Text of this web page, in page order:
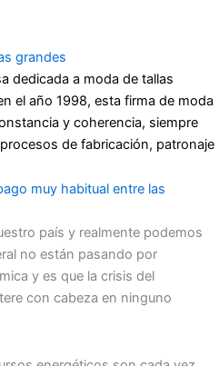
grandes
dedicada a moda de tallas
el año 1998, esta firma de moda
y coherencia, siempre
de fabricación, patronaje
muy habitual entre las
país y realmente podemos
no están pasando por
y es que la crisis del
con cabeza en ninguno